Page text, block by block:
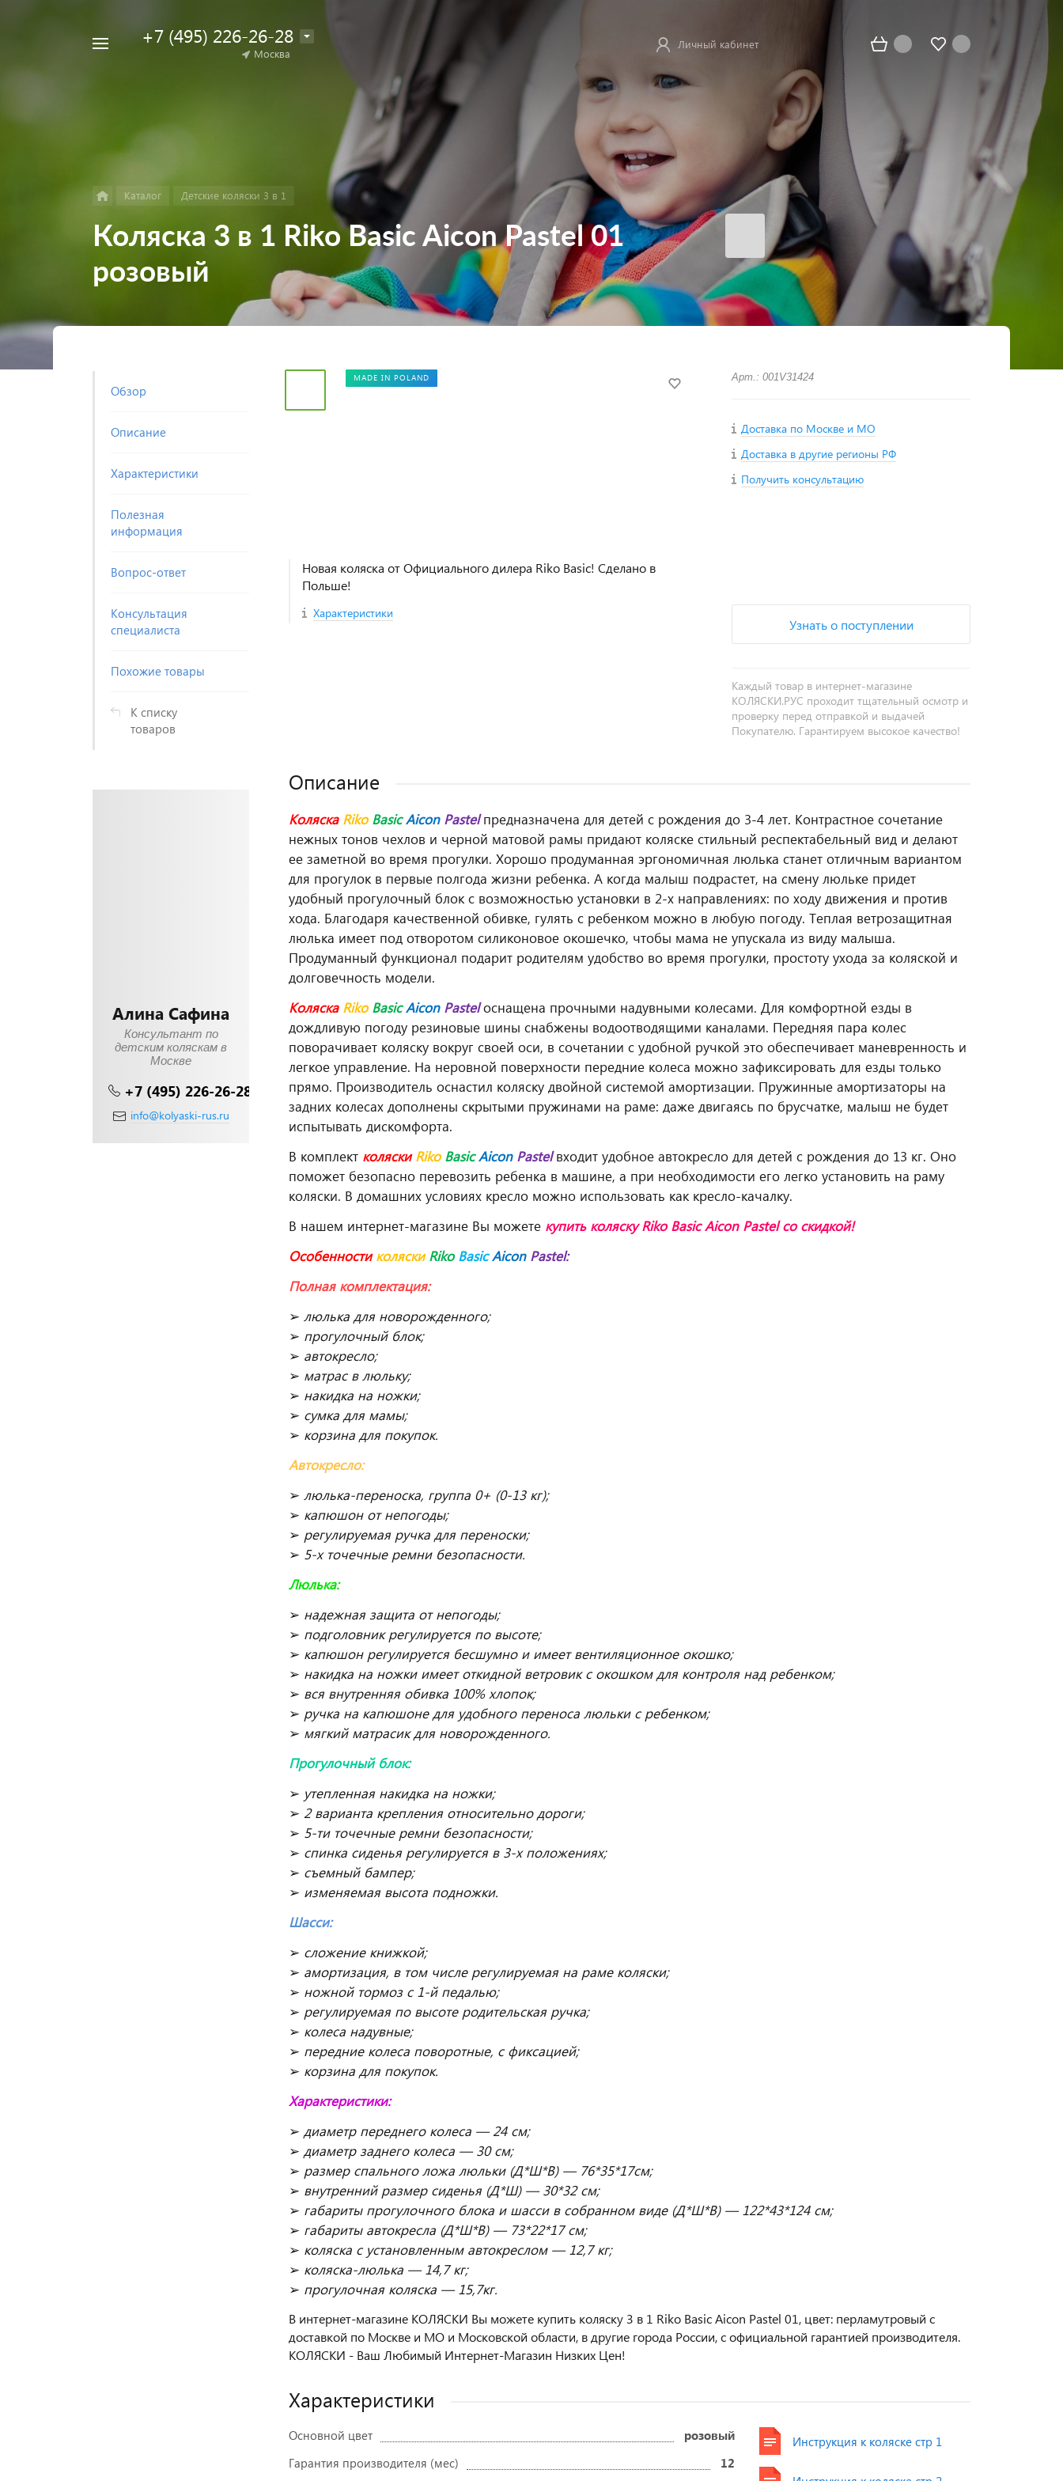
+7 (495) 226-26-28
Москва
Личный кабинет
Каталог Детские коляски 3 в 1
Коляска 3 в 1 Riko Basic Aicon Pastel 01
розовый
Обзор
Описание
Характеристики
Полезная
информация
Вопрос-ответ
Консультация
специалиста
Похожие товары
К списку
товаров
Алина Сафина
Консультант по
детским коляскам в
Москве
+7 (495) 226-26-28
info@kolyaski-rus.ru
MADE IN POLAND
Новая коляска от Официального дилера Riko Basic! Сделано в
Польше!
Характеристики
Арт.: 001V31424
Доставка по Москве и МО
Доставка в другие регионы РФ
Получить консультацию
Узнать о поступлении
Каждый товар в интернет-магазине
КОЛЯСКИ.РУС проходит тщательный осмотр и
проверку перед отправкой и выдачей
Покупателю. Гарантируем высокое качество!
Описание
Коляска RikoBasicAicon Pastel предназначена для детей с рождения до 3-4 лет. Контрастное сочетание
нежных тонов чехлов и черной матовой рамы придают коляске стильный респектабельный вид и делают
ее заметной во время прогулки. Хорошо продуманная эргономичная люлька станет отличным вариантом
для прогулок в первые полгода жизни ребенка. А когда малыш подрастет, на смену люльке придет
удобный прогулочный блок с возможностью установки в 2-х направлениях: по ходу движения и против
хода. Благодаря качественной обивке, гулять с ребенком можно в любую погоду. Теплая ветрозащитная
люлька имеет под отворотом силиконовое окошечко, чтобы мама не упускала из виду малыша.
Продуманный функционал подарит родителям удобство во время прогулки, простоту ухода за коляской и
долговечность модели.
Коляска RikoBasicAicon Pastel оснащена прочными надувными колесами. Для комфортной езды в
дождливую погоду резиновые шины снабжены водоотводящими каналами. Передняя пара колес
поворачивает коляску вокруг своей оси, в сочетании с удобной ручкой это обеспечивает маневренность и
легкое управление. На неровной поверхности передние колеса можно зафиксировать для езды только
прямо. Производитель оснастил коляску двойной системой амортизации. Пружинные амортизаторы на
задних колесах дополнены скрытыми пружинами на раме: даже двигаясь по брусчатке, малыш не будет
испытывать дискомфорта.
В комплект коляскиRikoBasicAicon Pastel входит удобное автокресло для детей с рождения до 13 кг. Оно
поможет безопасно перевозить ребенка в машине, а при необходимости его легко установить на раму
коляски. В домашних условиях кресло можно использовать как кресло-качалку.
В нашем интернет-магазине Вы можете купить коляску Riko Basic Aicon Pastelсо скидкой!
ОсобенностиколяскиRikoBasicAicon Pastel:
Полная комплектация:
➢ люлька для новорожденного;
➢ прогулочный блок;
➢ автокресло;
➢ матрас в люльку;
➢ накидка на ножки;
➢ сумка для мамы;
➢ корзина для покупок.
Автокресло:
➢ люлька-переноска, группа 0+ (0-13 кг);
➢ капюшон от непогоды;
➢ регулируемая ручка для переноски;
➢ 5-х точечные ремни безопасности.
Люлька:
➢ надежная защита от непогоды;
➢ подголовник регулируется по высоте;
➢ капюшон регулируется бесшумно и имеет вентиляционное окошко;
➢ накидка на ножки имеет откидной ветровик с окошком для контроля над ребенком;
➢ вся внутренняя обивка 100% хлопок;
➢ ручка на капюшоне для удобного переноса люльки с ребенком;
➢ мягкий матрасик для новорожденного.
Прогулочный блок:
➢ утепленная накидка на ножки;
➢ 2 варианта крепления относительно дороги;
➢ 5-ти точечные ремни безопасности;
➢ спинка сиденья регулируется в 3-х положениях;
➢ съемный бампер;
➢ изменяемая высота подножки.
Шасси:
➢ сложение книжкой;
➢ амортизация, в том числе регулируемая на раме коляски;
➢ ножной тормоз с 1-й педалью;
➢ регулируемая по высоте родительская ручка;
➢ колеса надувные;
➢ передние колеса поворотные, с фиксацией;
➢ корзина для покупок.
Характеристики:
➢ диаметр переднего колеса — 24 см;
➢ диаметр заднего колеса — 30 см;
➢ размер спального ложа люльки (Д*Ш*В) — 76*35*17см;
➢ внутренний размер сиденья (Д*Ш) — 30*32 см;
➢ габариты прогулочного блока и шасси в собранном виде (Д*Ш*В) — 122*43*124 см;
➢ габариты автокресла (Д*Ш*В) — 73*22*17 см;
➢ коляска с установленным автокреслом — 12,7 кг;
➢ коляска-люлька — 14,7 кг;
➢ прогулочная коляска — 15,7кг.
В интернет-магазине КОЛЯСКИ Вы можете купить коляску 3 в 1 Riko Basic Aicon Pastel 01, цвет: перламутровый с
доставкой по Москве и МО и Московской области, в другие города России, с официальной гарантией производителя.
КОЛЯСКИ - Ваш Любимый Интернет-Магазин Низких Цен!
Характеристики
Основной цвет
розовый
Гарантия производителя (мес)
12
Инструкция к коляске стр 1